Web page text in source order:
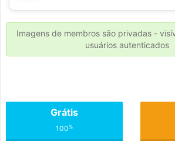
💕
Imagens de membros são privadas -
usuários autenticados
Grátis
100%